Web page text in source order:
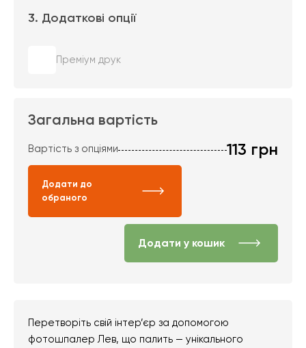
3. Додаткові опції
Преміум друк
Загальна вартість
Вартість з опціями 113 грн
Додати до
обраного
Додати у кошик
Перетворіть свій інтер’єр за допомогою
фотошпалер Лев, що палить — унікального